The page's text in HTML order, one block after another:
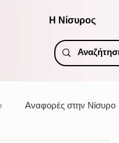
Η Νίσυρος
Αναφορές στην Νίσυρο